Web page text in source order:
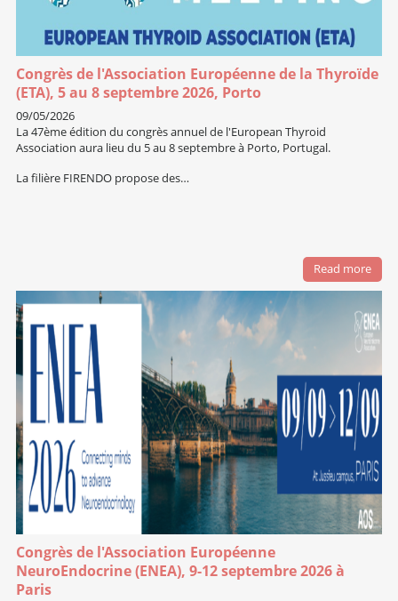
Congrès de l'Association Européenne de la Thyroïde
(ETA), 5 au 8 septembre 2026, Porto
09/05/2026
La 47ème édition du congrès annuel de l'European Thyroid
Association aura lieu du 5 au 8 septembre à Porto, Portugal.
La filière FIRENDO propose des…
Read more
Congrès de l'Association Européenne
NeuroEndocrine (ENEA), 9-12 septembre 2026 à
Paris